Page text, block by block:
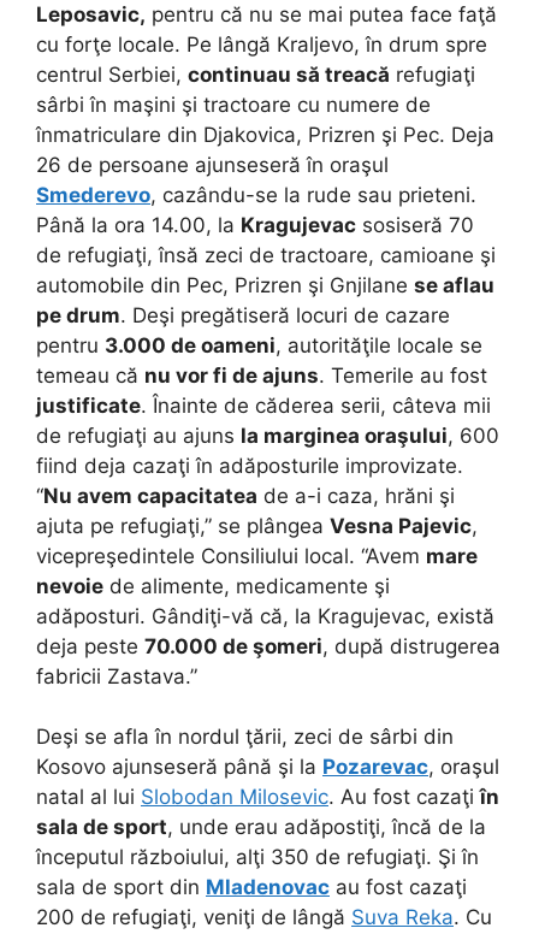
Leposavic, pentru că nu se mai putea face faţă
cu forţe locale. Pe lângă Kraljevo, în drum spre
centrul Serbiei, continuau să treacă refugiaţi
sârbi în maşini şi tractoare cu numere de
înmatriculare din Djakovica, Prizren şi Pec. Deja
26 de persoane ajunseseră în oraşul
Smederevo, cazându-se la rude sau prieteni.
Până la ora 14.00, la Kragujevac sosiseră 70
de refugiaţi, însă zeci de tractoare, camioane şi
automobile din Pec, Prizren şi Gnjilane se aflau
pe drum. Deşi pregătiseră locuri de cazare
pentru 3.000 de oameni, autorităţile locale se
temeau că nu vor fi de ajuns. Temerile au fost
justificate. Înainte de căderea serii, câteva mii
de refugiaţi au ajuns la marginea oraşului, 600
fiind deja cazaţi în adăposturile improvizate.
“Nu avem capacitatea de a-i caza, hrăni şi
ajuta pe refugiaţi,” se plângea Vesna Pajevic,
vicepreşedintele Consiliului local. “Avem mare
nevoie de alimente, medicamente şi
adăposturi. Gândiţi-vă că, la Kragujevac, există
deja peste 70.000 de şomeri, după distrugerea
fabricii Zastava.”
Deşi se afla în nordul ţării, zeci de sârbi din
Kosovo ajunseseră până şi la Pozarevac, oraşul
natal al lui Slobodan Milosevic. Au fost cazaţiîn
sala de sport, unde erau adăpostiţi, încă de la
începutul războiului, alţi 350 de refugiaţi. Şi în
sala de sport din Mladenovac au fost cazaţi
200 de refugiaţi, veniţi de lângă Suva Reka. Cu